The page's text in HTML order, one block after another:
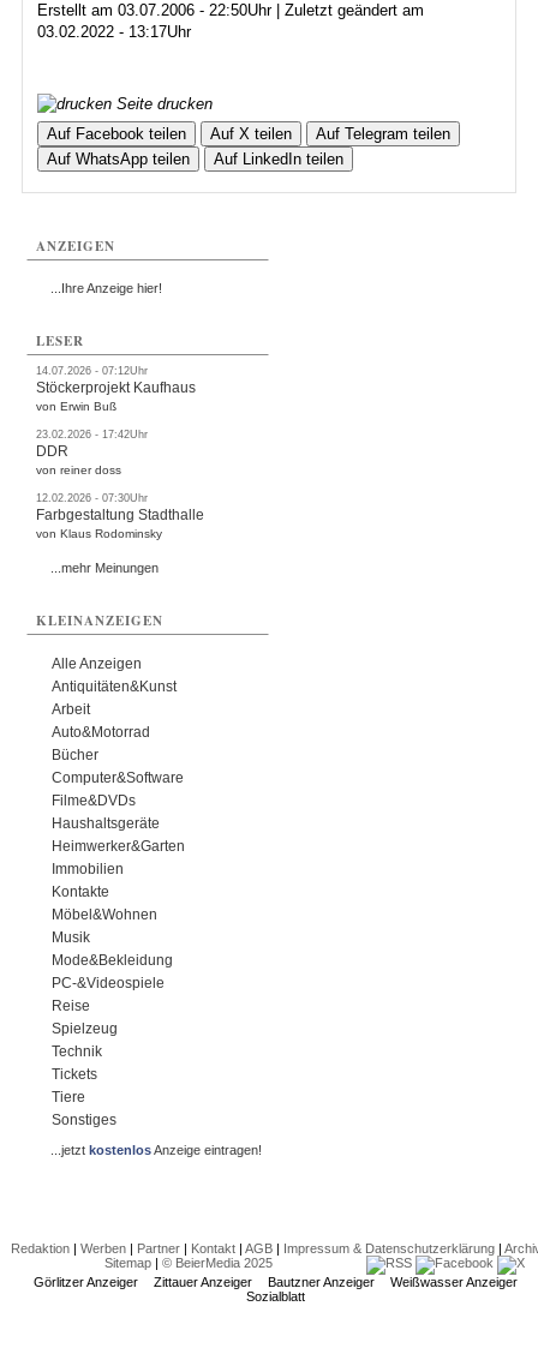
Erstellt am 03.07.2006 - 22:50Uhr | Zuletzt geändert am
03.02.2022 - 13:17Uhr
Seite drucken
Auf Facebook teilen
Auf X teilen
Auf Telegram teilen
Auf WhatsApp teilen
Auf LinkedIn teilen
ANZEIGEN
...Ihre Anzeige hier!
LESER
14.07.2026 - 07:12Uhr
Stöckerprojekt Kaufhaus
von Erwin Buß
23.02.2026 - 17:42Uhr
DDR
von reiner doss
12.02.2026 - 07:30Uhr
Farbgestaltung Stadthalle
von Klaus Rodominsky
...mehr Meinungen
KLEINANZEIGEN
Alle Anzeigen
Antiquitäten&Kunst
Arbeit
Auto&Motorrad
Bücher
Computer&Software
Filme&DVDs
Haushaltsgeräte
Heimwerker&Garten
Immobilien
Kontakte
Möbel&Wohnen
Musik
Mode&Bekleidung
PC-&Videospiele
Reise
Spielzeug
Technik
Tickets
Tiere
Sonstiges
...jetztkostenlosAnzeige eintragen!
Redaktion| Werben| Partner| Kontakt| AGB| Impressum & Datenschutzerklärung|
Sitemap| © BeierMedia 2025
Görlitzer Anzeiger
Zittauer Anzeiger Bautzner Anzeiger
Weißwasser Anzeiger
Sozialblatt